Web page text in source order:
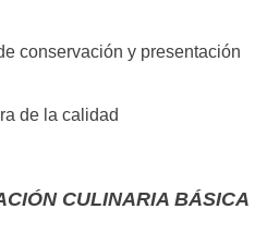
conservación y presentación
de la calidad
CULINARIA BÁSICA